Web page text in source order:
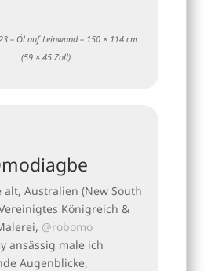
– Öl auf Leinwand – 150 × 114 cm
(59 × 45 Zoll)
alt, Australien (New South
Königreich &
@robomo
ansässig male ich
Augenblicke,